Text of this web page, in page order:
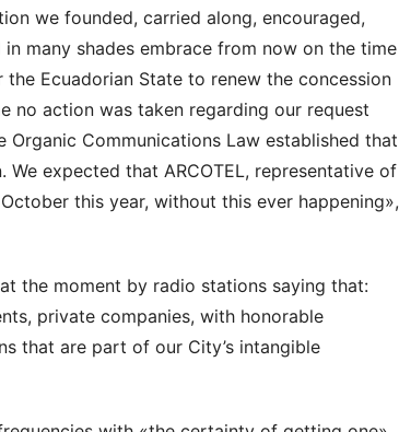
we founded, carried along, encouraged,
many shades embrace from now on the time
Ecuadorian State to renew the concession
no action was taken regarding our request
Communications Law established that
expected that ARCOTEL, representative of
this year, without this ever happening»,
the moment by radio stations saying that:
private companies, with honorable
that are part of our City’s intangible